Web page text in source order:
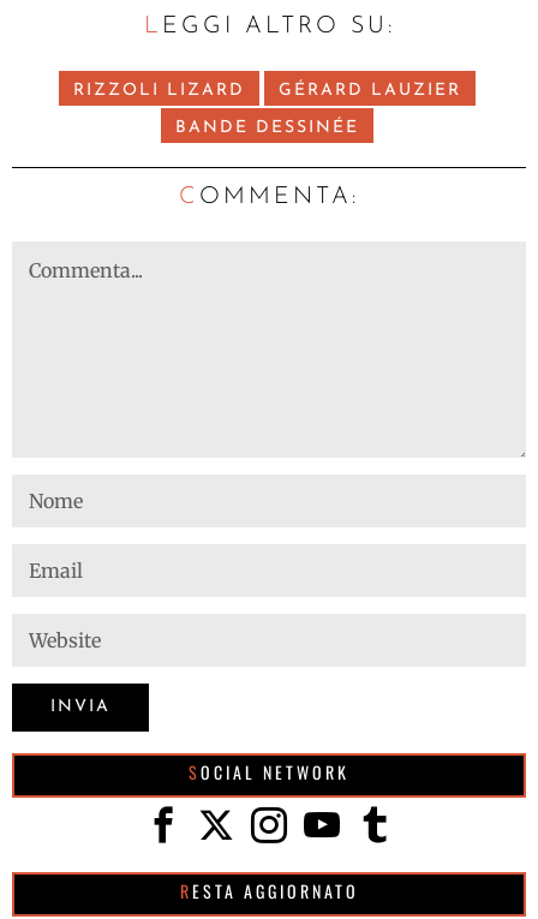
LEGGI ALTRO SU:
RIZZOLI LIZARD GÉRARD LAUZIER
BANDE DESSINÉE
C OMMENTA:
SOCIAL NETWORK
RESTA AGGIORNATO